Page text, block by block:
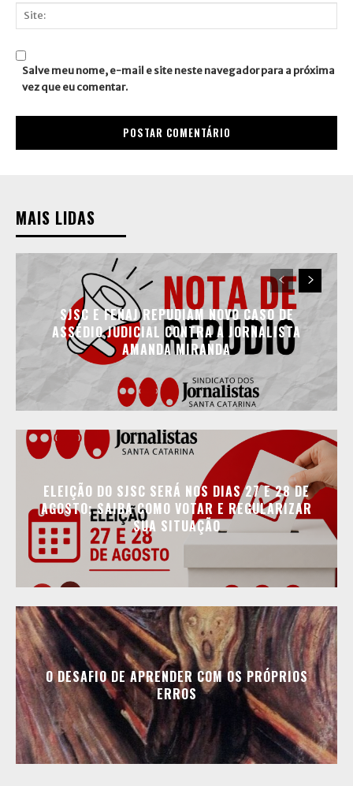
mail:*
Salve meu nome, e-mail e site neste navegador para a próxima
vez que eu comentar.
MAIS LIDAS
SJSC E FENAJ REPUDIAM NOVO CASO DE
ASSÉDIO JUDICIAL CONTRA A JORNALISTA
AMANDA MIRANDA
ELEIÇÃO DO SJSC SERÁ NOS DIAS 27 E 28 DE
AGOSTO; SAIBA COMO VOTAR E REGULARIZAR
SUA SITUAÇÃO
O DESAFIO DE APRENDER COM OS PRÓPRIOS
ERROS